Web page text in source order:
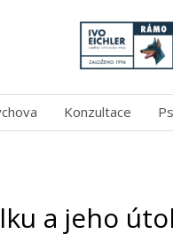
Konzultace
a jeho